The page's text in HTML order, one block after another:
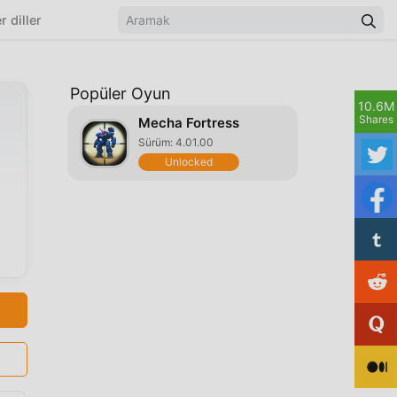
diller
Popüler Oyun
Mecha Fortress
Sürüm: 4.01.00
Unlocked
10.6M
Shares